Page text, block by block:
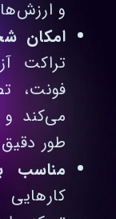
و
امکان
تراکت
فونت،
می‌کند
طور
مناسب